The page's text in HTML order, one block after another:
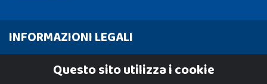
INFORMAZIONI LEGALI
Cookie PolicyQuesto sito utilizza i cookie